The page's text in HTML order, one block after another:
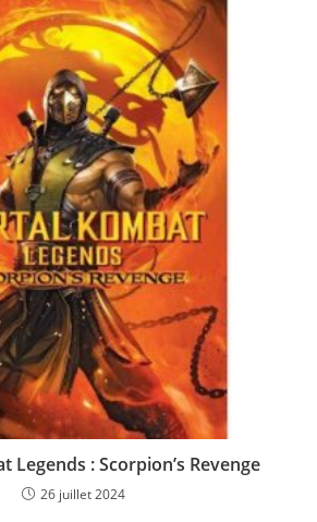
Legends : Scorpion’s Revenge
26 juillet 2024